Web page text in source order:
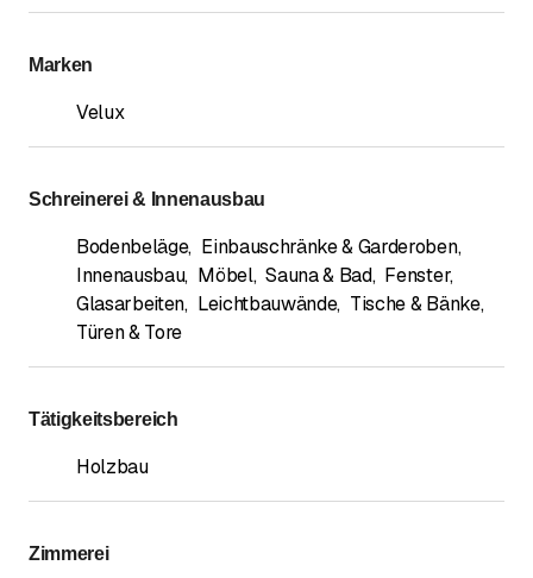
Marken
Velux
Schreinerei & Innenausbau
Bodenbeläge, Einbauschränke & Garderoben,
Innenausbau, Möbel, Sauna & Bad, Fenster,
Glasarbeiten, Leichtbauwände, Tische & Bänke,
Türen & Tore
Tätigkeitsbereich
Holzbau
Zimmerei